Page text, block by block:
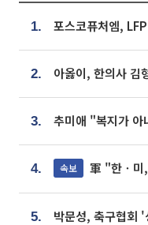
1.
2.
3.
4. 속보 軍 "한ㆍ미,
5.